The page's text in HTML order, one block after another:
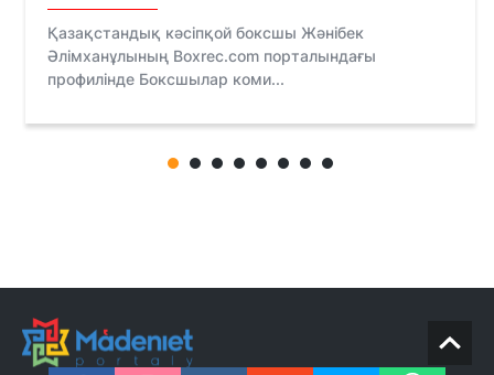
Қазақстандық кәсіпқой боксшы Жәнібек
Әлімханұлының Boxrec.com порталындағы
профилінде Боксшылар коми...